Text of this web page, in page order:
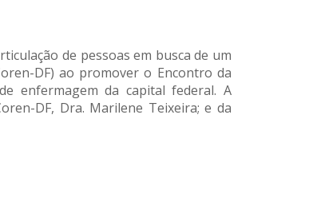
de pessoas em busca de um
DF) ao promover o Encontro da
enfermagem da capital federal. A
DF, Dra. Marilene Teixeira; e da